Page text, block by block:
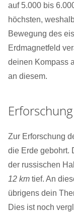
auf 5.000 bis
höchsten,
Bewegung des
Erdmagnetfeld
deinen ​​Kompass
an diesem.
Zur Erforschung
die Erde gebohrt.
der russischen
12 km tief. An
übrigens ​dein
Dies ist noch